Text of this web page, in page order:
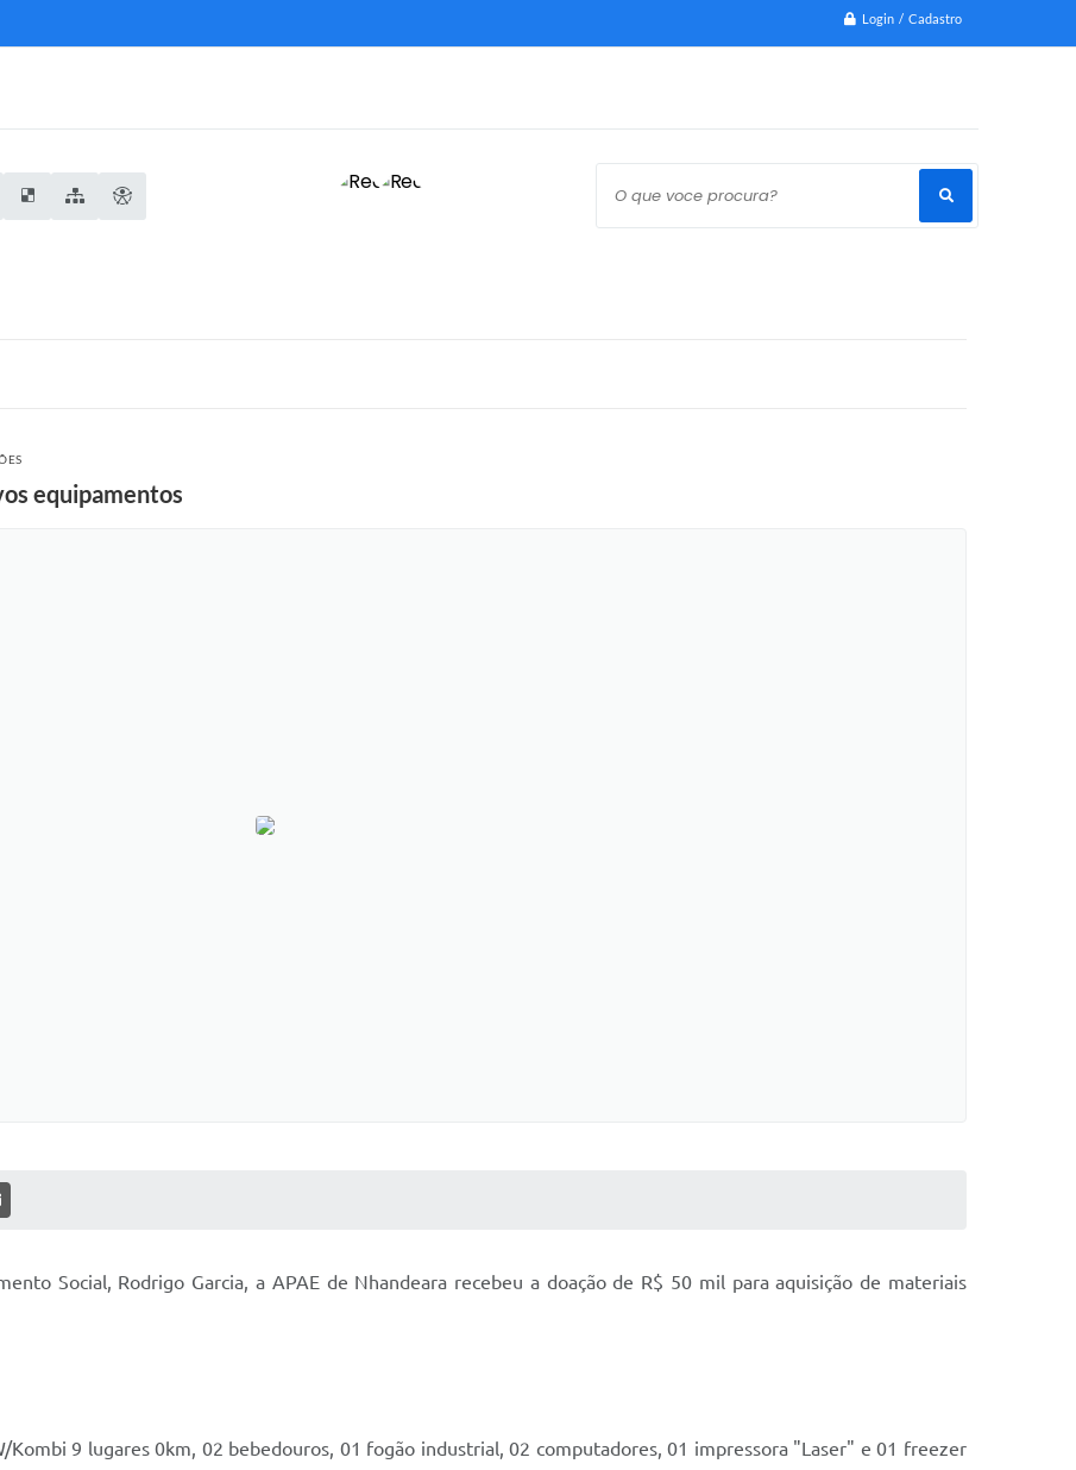
Login / Cadastro
O que voce procura?
equipamentos
MÍDIAS
Social, Rodrigo Garcia, a APAE de Nhandeara recebeu a doação de R$ 50 mil para aquisição de materiais
Kombi 9 lugares 0km, 02 bebedouros, 01 fogão industrial, 02 computadores, 01 impressora "Laser" e 01 freezer